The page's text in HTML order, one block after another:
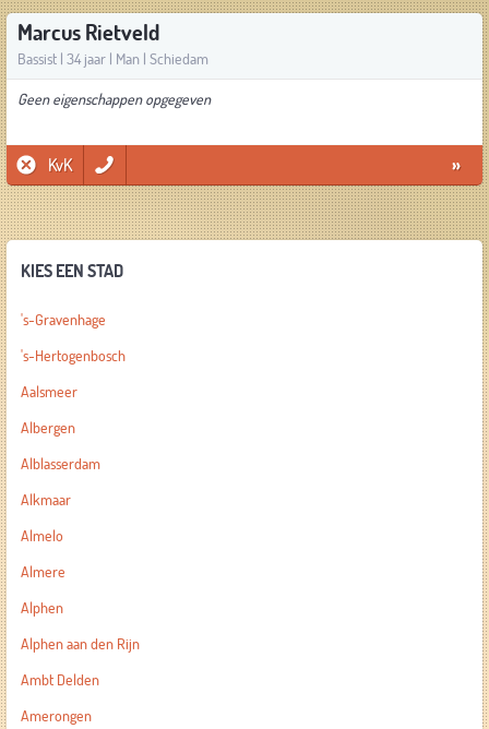
Marcus Rietveld
Bassist | 34 jaar | Man | Schiedam
Geen eigenschappen opgegeven
KvK »
KIES EEN STAD
's-Gravenhage
's-Hertogenbosch
Aalsmeer
Albergen
Alblasserdam
Alkmaar
Almelo
Almere
Alphen
Alphen aan den Rijn
Ambt Delden
Amerongen